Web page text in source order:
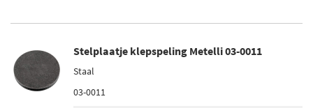
Stelplaatje klepspeling Metelli 03-0011
Staal
03-0011